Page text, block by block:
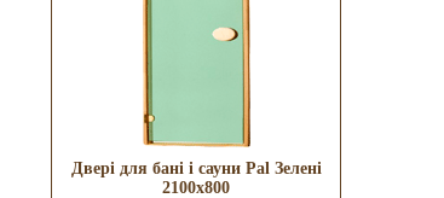
Двері для бані і сауни Pal Зелені
2100x800